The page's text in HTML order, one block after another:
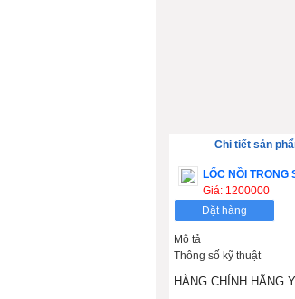
Chi tiết sản
LỐC NỒI TRONG
Giá: 1200000
Mô tả
Thông số kỹ thuật
HÀNG CHÍNH HÃNG